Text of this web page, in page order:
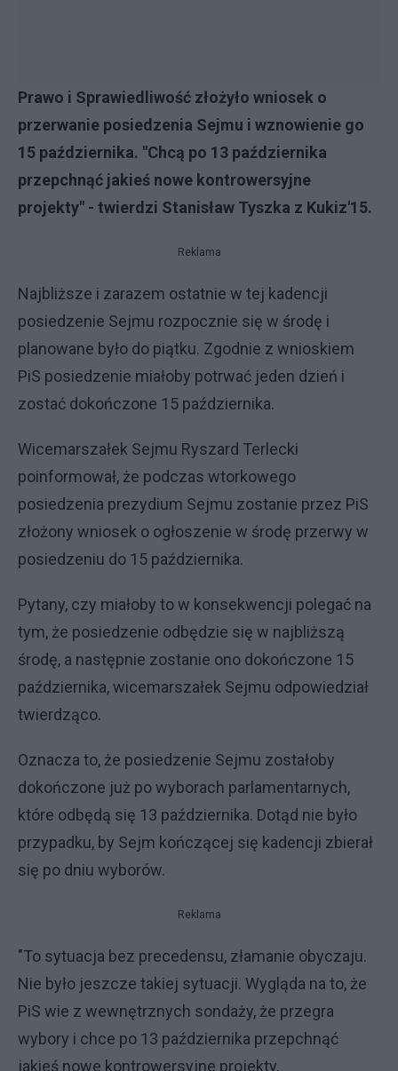
Prawo i Sprawiedliwość złożyło wniosek o
przerwanie posiedzenia Sejmu i wznowienie go
15 października. "Chcą po 13 października
przepchnąć jakieś nowe kontrowersyjne
projekty" - twierdzi Stanisław Tyszka z Kukiz'15.
Reklama
Najbliższe i zarazem ostatnie w tej kadencji
posiedzenie Sejmu rozpocznie się w środę i
planowane było do piątku. Zgodnie z wnioskiem
PiS posiedzenie miałoby potrwać jeden dzień i
zostać dokończone 15 października.
Wicemarszałek Sejmu Ryszard Terlecki
poinformował, że podczas wtorkowego
posiedzenia prezydium Sejmu zostanie przez PiS
złożony wniosek o ogłoszenie w środę przerwy w
posiedzeniu do 15 października.
Pytany, czy miałoby to w konsekwencji polegać na
tym, że posiedzenie odbędzie się w najbliższą
środę, a następnie zostanie ono dokończone 15
października, wicemarszałek Sejmu odpowiedział
twierdząco.
Oznacza to, że posiedzenie Sejmu zostałoby
dokończone już po wyborach parlamentarnych,
które odbędą się 13 października. Dotąd nie było
przypadku, by Sejm kończącej się kadencji zbierał
się po dniu wyborów.
Reklama
"To sytuacja bez precedensu, złamanie obyczaju.
Nie było jeszcze takiej sytuacji. Wygląda na to, że
PiS wie z wewnętrznych sondaży, że przegra
wybory i chce po 13 października przepchnąć
jakieś nowe kontrowersyjne projekty,